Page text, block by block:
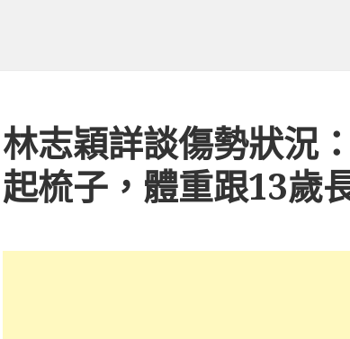
林志穎詳談傷勢狀況
起梳子，體重跟13歲